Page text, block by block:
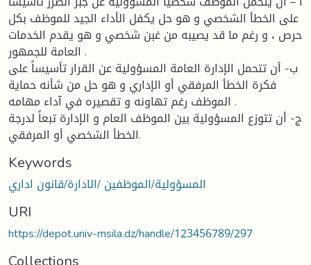
على الخطأ الشخصي و هو حل يكفل الأداء الجيد للموظف بكل
حرص ، و رغم ما قد يصيبه من غبن شخصي و هو يقدم الخدمات
العامة للجمهور .
ب- أن تتحمل الإدارة العامة المسؤولية عن القرار تأسيساً على
فكرة الخطأ المرفقي أو الإداري و هو حل من شأنه حماية
الموظف رغم تهاونه و تقصيره في آداء مهامه .
ج- أن تتوزع المسؤولية بين الموظف العام و الإدارة تبعاً لدرجة
الخطأ الشخصي أو المرفقي.
Keywords
المسؤولية/الموظفين /الادارة/قانون اداري
URI
https://depot.univ-msila.dz/handle/123456789/297